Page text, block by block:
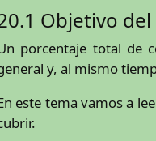
Objetivo
porcentaje total de
y, al mismo
este tema vamos a